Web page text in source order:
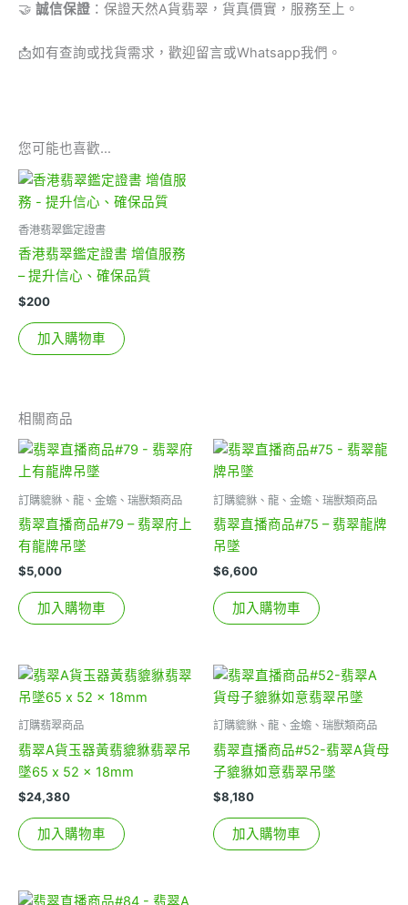
🤝 誠信保證 ：保證天然A貨翡翠，貨真價實，服務至上。
📩如有查詢或找貨需求，歡迎留言或Whatsapp我們。
您可能也喜歡…
香港翡翠鑑定證書
香港翡翠鑑定證書 增值服務
– 提升信心、確保品質
$200
加入購物車
相關商品
訂購貔貅、龍、金蟾、瑞獸類商品
翡翠直播商品#79 – 翡翠府上
有龍牌吊墜
$5,000
加入購物車
訂購貔貅、龍、金蟾、瑞獸類商品
翡翠直播商品#75 – 翡翠龍牌
吊墜
$6,600
加入購物車
訂購翡翠商品
翡翠A貨玉器黃翡貔貅翡翠吊
墜65 x 52 x 18mm
$24,380
加入購物車
訂購貔貅、龍、金蟾、瑞獸類商品
翡翠直播商品#52-翡翠A貨母
子貔貅如意翡翠吊墜
$8,180
加入購物車